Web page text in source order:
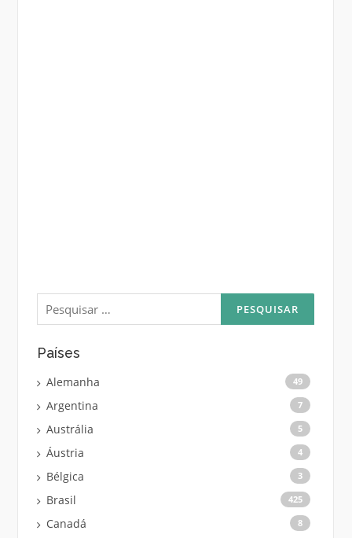
Pesquisar
por:
Países
Alemanha 49
Argentina 7
Austrália 5
Áustria 4
Bélgica 3
Brasil 425
Canadá 8